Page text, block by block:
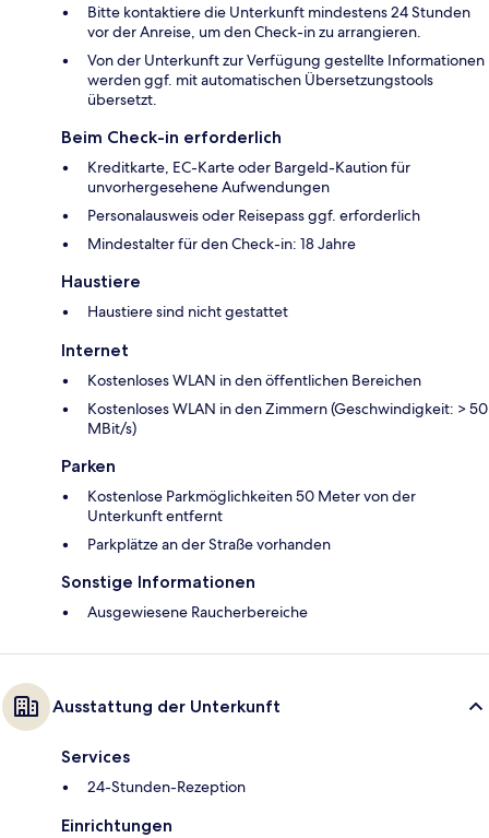
Bitte kontaktiere die Unterkunft mindestens 24 Stunden
vor der Anreise, um den Check-in zu arrangieren.
Von der Unterkunft zur Verfügung gestellte Informationen
werden ggf. mit automatischen Übersetzungstools
übersetzt.
Beim Check-in erforderlich
Kreditkarte, EC-Karte oder Bargeld-Kaution für
unvorhergesehene Aufwendungen
Personalausweis oder Reisepass ggf. erforderlich
Mindestalter für den Check-in: 18 Jahre
Haustiere
Haustiere sind nicht gestattet
Internet
Kostenloses WLAN in den öffentlichen Bereichen
Kostenloses WLAN in den Zimmern (Geschwindigkeit: > 50
MBit/s)
Parken
Kostenlose Parkmöglichkeiten 50 Meter von der
Unterkunft entfernt
Parkplätze an der Straße vorhanden
Sonstige Informationen
Ausgewiesene Raucherbereiche
Ausstattung der Unterkunft
Services
24-Stunden-Rezeption
Einrichtungen